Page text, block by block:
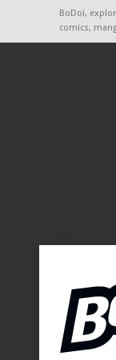
BoDoï,
comics,